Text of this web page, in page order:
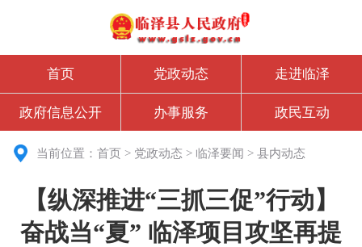
首页 党政动态 走进临泽
政府信息公开 办事服务 政民互动
当前位置：首页 > 党政动态 > 临泽要闻 >县内动态
【纵深推进“三抓三促”行动】
奋战当“夏” 临泽项目攻坚再提